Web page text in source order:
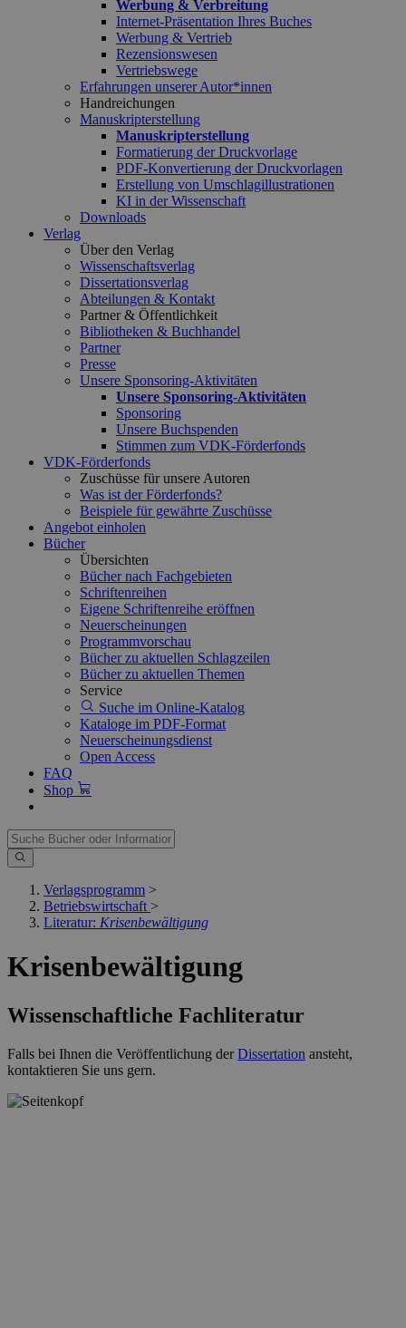
Werbung & Verbreitung
Internet-Präsentation Ihres Buches
Werbung & Vertrieb
Rezensionswesen
Vertriebswege
Erfahrungen unserer Autor*innen
Handreichungen
Manuskripterstellung
Manuskripterstellung
Formatierung der Druckvorlage
PDF-Konvertierung der Druckvorlagen
Erstellung von Umschlagillustrationen
KI in der Wissenschaft
Downloads
Verlag
Über den Verlag
Wissenschaftsverlag
Dissertationsverlag
Abteilungen & Kontakt
Partner & Öffentlichkeit
Bibliotheken & Buchhandel
Partner
Presse
Unsere Sponsoring-Aktivitäten
Unsere Sponsoring-Aktivitäten
Sponsoring
Unsere Buchspenden
Stimmen zum VDK-Förderfonds
VDK-Förderfonds
Zuschüsse für unsere Autoren
Was ist der Förderfonds?
Beispiele für gewährte Zuschüsse
Angebot einholen
Bücher
Übersichten
Bücher nach Fachgebieten
Schriftenreihen
Eigene Schriftenreihe eröffnen
Neuerscheinungen
Programmvorschau
Bücher zu aktuellen Schlagzeilen
Bücher zu aktuellen Themen
Service
Suche im Online-Katalog
Kataloge im PDF-Format
Neuerscheinungsdienst
Open Access
FAQ
Shop
Verlagsprogramm >
Betriebswirtschaft >
Literatur: Krisenbewältigung
Krisenbewältigung
Wissenschaftliche Fachliteratur
Falls bei Ihnen die Veröffentlichung derDissertation ansteht,
kontaktieren Sie uns gern.